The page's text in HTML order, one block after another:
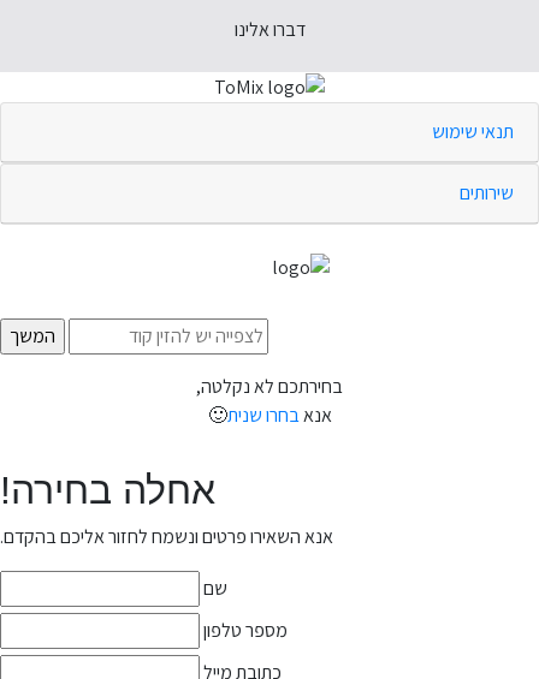
דברו אלינו
תנאי שימוש
שירותים
בחירתכם לא נקלטה,
אנאבחרו שנית🙂
אחלה בחירה!
אנא השאירו פרטים ונשמח לחזור אליכם בהקדם.
שם
מספר טלפון
כתובת מייל